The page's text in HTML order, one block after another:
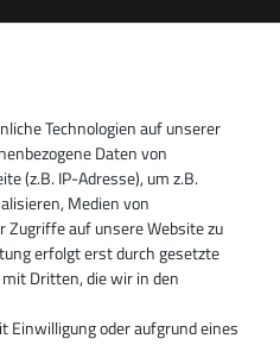
Technologien auf unserer
Daten von
(z.B. IP-Adresse), um z.B.
Medien von
auf unsere Website zu
erfolgt erst durch gesetzte
Dritten, die wir in den
Einwilligung oder aufgrund eines